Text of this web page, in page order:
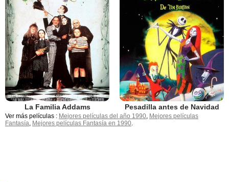
La Familia Addams Pesadilla antes de Navidad
Ver más películas : Mejores películas del año 1990 Mejores películas
Fantasía Mejores películas Fantasía en 1990